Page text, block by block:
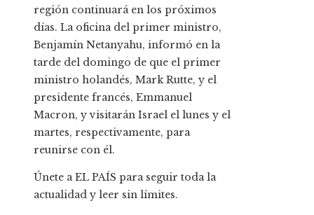
región continuará en los próximos
días. La oficina del primer ministro,
Benjamín Netanyahu, informó en la
tarde del domingo de que el primer
ministro holandés, Mark Rutte, y el
presidente francés, Emmanuel
Macron, y visitarán Israel el lunes y el
martes, respectivamente, para
reunirse con él.
Únete a EL PAÍS para seguir toda la
actualidad y leer sin límites.